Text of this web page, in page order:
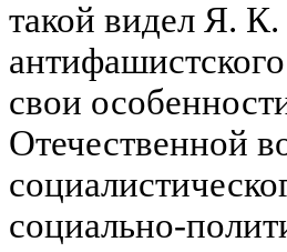
такой видел Я.
свои
Отечественной
социально-